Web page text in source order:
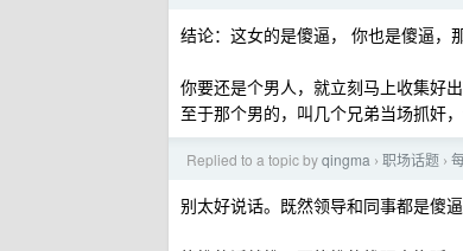
结论：这女的是傻逼， 你也是傻逼，
你要还是个男人，就立刻马上收集好
至于那个男的，叫几个兄弟当场抓奸
Replied to a topic byqingma › 职场话题 ›
别太好说话。既然领导和同事都是傻